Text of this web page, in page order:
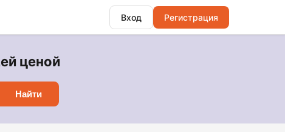
Вход Регистрация
ценой
Найти